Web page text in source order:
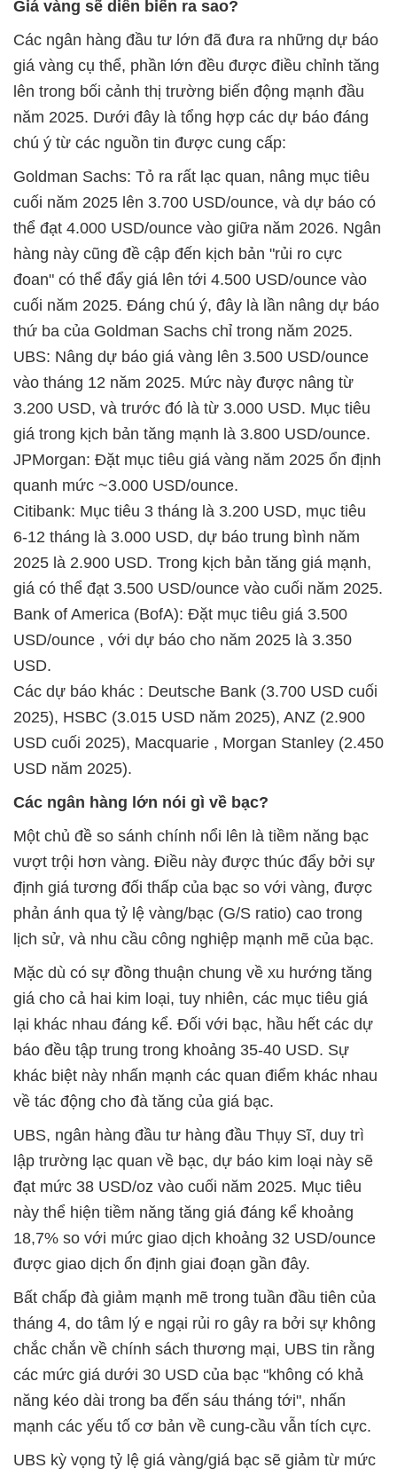
Giá vàng sẽ diễn biến ra sao?
Các ngân hàng đầu tư lớn đã đưa ra những dự báo
giá vàng cụ thể, phần lớn đều được điều chỉnh tăng
lên trong bối cảnh thị trường biến động mạnh đầu
năm 2025. Dưới đây là tổng hợp các dự báo đáng
chú ý từ các nguồn tin được cung cấp:
Goldman Sachs: Tỏ ra rất lạc quan, nâng mục tiêu
cuối năm 2025 lên 3.700 USD/ounce, và dự báo có
thể đạt 4.000 USD/ounce vào giữa năm 2026. Ngân
hàng này cũng đề cập đến kịch bản "rủi ro cực
đoan" có thể đẩy giá lên tới 4.500 USD/ounce vào
cuối năm 2025. Đáng chú ý, đây là lần nâng dự báo
thứ ba của Goldman Sachs chỉ trong năm 2025.
UBS: Nâng dự báo giá vàng lên 3.500 USD/ounce
vào tháng 12 năm 2025. Mức này được nâng từ
3.200 USD, và trước đó là từ 3.000 USD. Mục tiêu
giá trong kịch bản tăng mạnh là 3.800 USD/ounce.
JPMorgan: Đặt mục tiêu giá vàng năm 2025 ổn định
quanh mức ~3.000 USD/ounce.
Citibank: Mục tiêu 3 tháng là 3.200 USD, mục tiêu
6-12 tháng là 3.000 USD, dự báo trung bình năm
2025 là 2.900 USD. Trong kịch bản tăng giá mạnh,
giá có thể đạt 3.500 USD/ounce vào cuối năm 2025.
Bank of America (BofA): Đặt mục tiêu giá 3.500
USD/ounce , với dự báo cho năm 2025 là 3.350
USD.
Các dự báo khác : Deutsche Bank (3.700 USD cuối
2025), HSBC (3.015 USD năm 2025), ANZ (2.900
USD cuối 2025), Macquarie , Morgan Stanley (2.450
USD năm 2025).
Các ngân hàng lớn nói gì về bạc?
Một chủ đề so sánh chính nổi lên là tiềm năng bạc
vượt trội hơn vàng. Điều này được thúc đẩy bởi sự
định giá tương đối thấp của bạc so với vàng, được
phản ánh qua tỷ lệ vàng/bạc (G/S ratio) cao trong
lịch sử, và nhu cầu công nghiệp mạnh mẽ của bạc.
Mặc dù có sự đồng thuận chung về xu hướng tăng
giá cho cả hai kim loại, tuy nhiên, các mục tiêu giá
lại khác nhau đáng kể. Đối với bạc, hầu hết các dự
báo đều tập trung trong khoảng 35-40 USD. Sự
khác biệt này nhấn mạnh các quan điểm khác nhau
về tác động cho đà tăng của giá bạc.
UBS, ngân hàng đầu tư hàng đầu Thụy Sĩ, duy trì
lập trường lạc quan về bạc, dự báo kim loại này sẽ
đạt mức 38 USD/oz vào cuối năm 2025. Mục tiêu
này thể hiện tiềm năng tăng giá đáng kể khoảng
18,7% so với mức giao dịch khoảng 32 USD/ounce
được giao dịch ổn định giai đoạn gần đây.
Bất chấp đà giảm mạnh mẽ trong tuần đầu tiên của
tháng 4, do tâm lý e ngại rủi ro gây ra bởi sự không
chắc chắn về chính sách thương mại, UBS tin rằng
các mức giá dưới 30 USD của bạc "không có khả
năng kéo dài trong ba đến sáu tháng tới", nhấn
mạnh các yếu tố cơ bản về cung-cầu vẫn tích cực.
UBS kỳ vọng tỷ lệ giá vàng/giá bạc sẽ giảm từ mức